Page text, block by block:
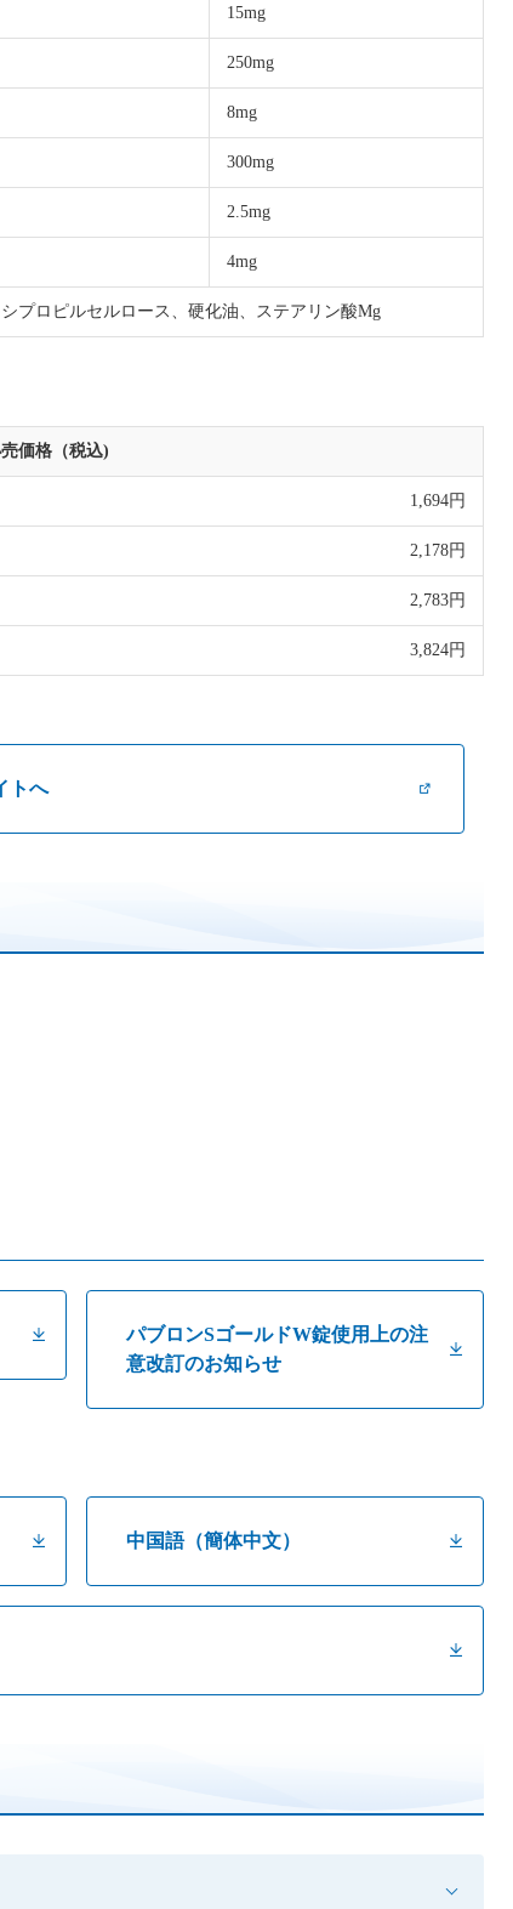
15mg
250mg
8mg
300mg
2.5mg
4mg
プロピルセルロース、硬化油、ステアリン酸Mg
価格（税込)
1,694円
2,178円
2,783円
3,824円
トへ
パブロンSゴールドW錠使用上の注
意改訂のお知らせ
中国語（簡体中文）